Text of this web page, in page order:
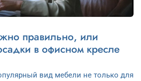
правильно, или
в офисном кресле
вид мебели не только для